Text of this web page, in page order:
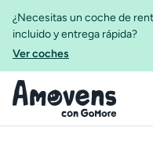
¿Necesitas un coche de
incluido y entrega rápida?
Ver coches